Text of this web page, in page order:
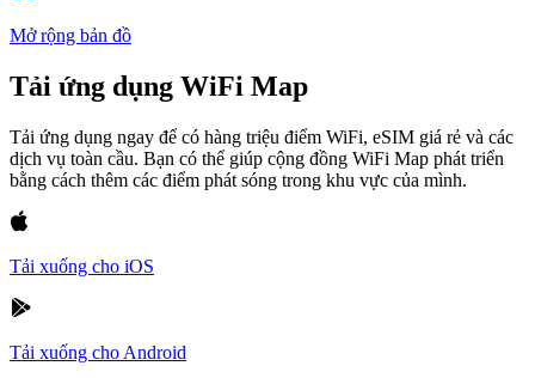
Mở rộng bản đồ
Tải ứng dụng WiFi Map
Tải ứng dụng ngay để có hàng triệu điểm WiFi, eSIM giá rẻ và các
dịch vụ toàn cầu. Bạn có thể giúp cộng đồng WiFi Map phát triển
bằng cách thêm các điểm phát sóng trong khu vực của mình.
Tải xuống cho iOS
Tải xuống cho Android